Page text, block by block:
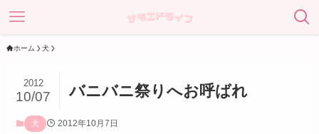
ホーム 犬
バニバニ祭りへお呼ばれ
2012
10/07
犬 2012年10月7日